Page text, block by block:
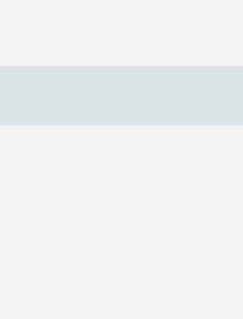
von